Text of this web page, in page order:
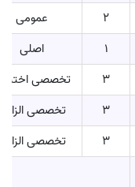
2
عمومی
1
اصلی
3
تخصصی
3
تخصصی
3
تخصصی